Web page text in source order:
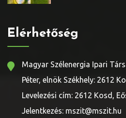
Elérhetőség
Magyar Szélenergia Ipari
Péter, elnök Székhely: 2612
Levelezési cím: 2612 Kosd,
Jelentkezés: mszit@mszit.hu